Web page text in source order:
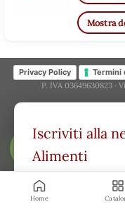
FILTRA
Mostra
Privacy Policy Termini
P. IVA 03649630823 ·
Iscriviti alla
Alimenti
Offerte esclusive,
direttamente
Home